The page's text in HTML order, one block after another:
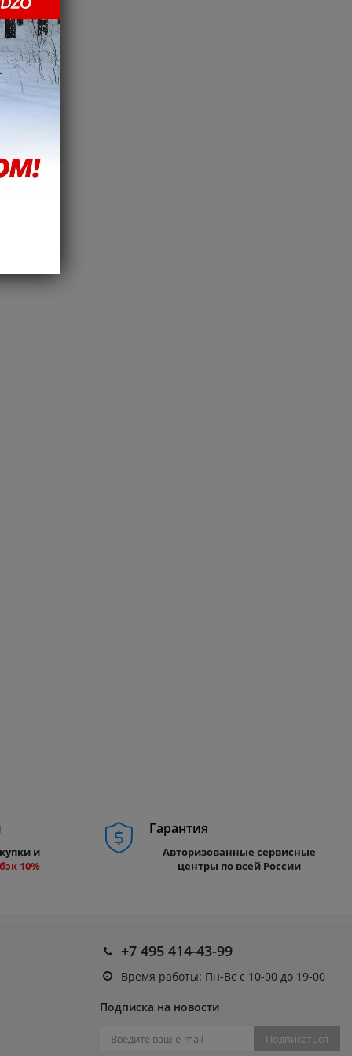
и
10%
Гарантия
Авторизованные сервисные
центры по всей России
+7 495 414-43-99
Время работы: Пн-Вс с 10-00 до 19-00
Подписка на новости
Подписаться